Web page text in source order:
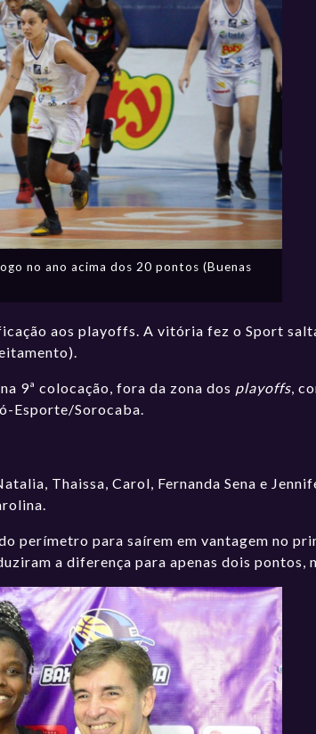
no ano acima dos 20 pontos (Buenas
aos playoffs. A vitória fez o Sport
9ª colocação, fora da zona dos playoffs,
Esporte/Sorocaba.
Thaissa, Carol, Fernanda Sena e
perímetro para saírem em vantagem no
a diferença para apenas dois pontos,